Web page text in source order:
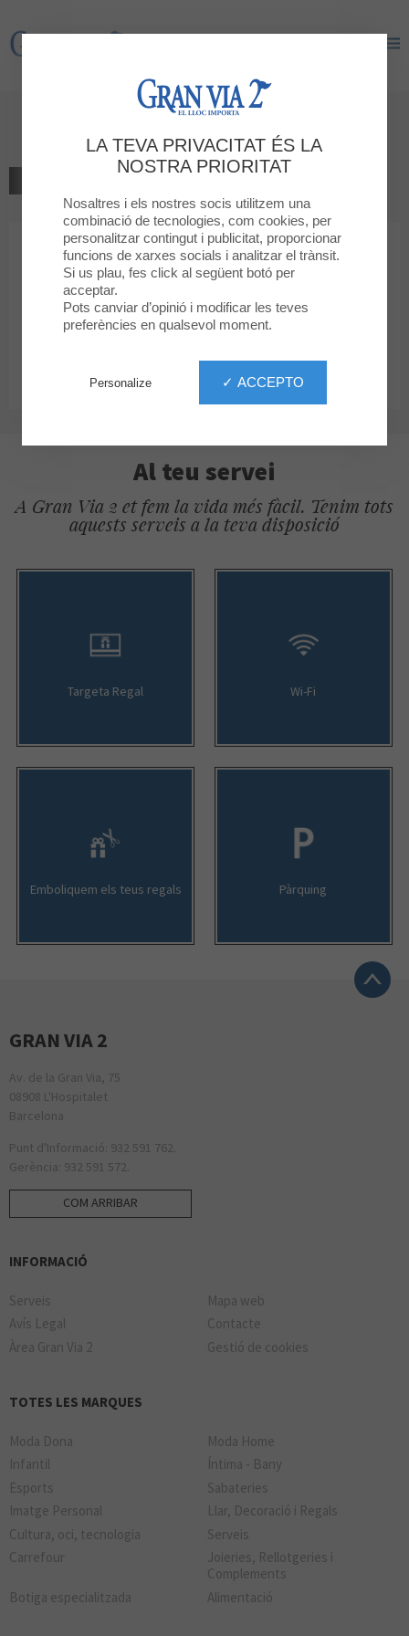
Gran Via 2
Vivagym TOT ESPORT
VIVAGYM TOT ESPORT
30 DE MAIG 2026
TOT ESPORT: Classes dirigides Vivagym
Publica en: 28 de maig de 2026
Al teu servei
A Gran Via 2 et fem la vida més fàcil. Tenim tots
aquests serveis a la teva disposició
Targeta Regal Wi-Fi
Emboliquem els teus regals Pàrquing
GRAN VIA 2
Av. de la Gran Via, 75
08908 L'Hospitalet
Barcelona
Punt d'Informació: 932 591 762.
Gerència: 932 591 572.
COM ARRIBAR
INFORMACIÓ
Serveis
Mapa web
Avís Legal
Contacte
Àrea Gran Via 2
Gestió de cookies
TOTES LES MARQUES
Moda Dona
Moda Home
Infantil
Íntima - Bany
Esports
Sabateries
Imatge Personal
Llar, Decoració i Regals
Cultura, oci, tecnologia
Serveis
Carrefour
Joieries, Rellotgeries i
Complements
Botiga especialitzada
Alimentació
LA TEVA PRIVACITAT ÉS LA
NOSTRA PRIORITAT
Nosaltres i els nostres socis utilitzem una
combinació de tecnologies, com cookies, per
personalitzar contingut i publicitat, proporcionar
funcions de xarxes socials i analitzar el trànsit.
Si us plau, fes click al següent botó per
acceptar.
Pots canviar d’opinió i modificar les teves
preferències en qualsevol moment.
✓ ACCEPTO
Personalize